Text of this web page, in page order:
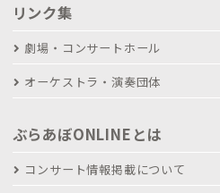
リンク集
劇場・コンサートホール
オーケストラ・演奏団体
ぶらあぼONLINEとは
コンサート情報掲載について